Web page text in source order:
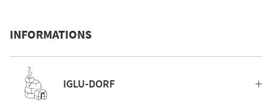
INFORMATIONS
IGLU-DORF